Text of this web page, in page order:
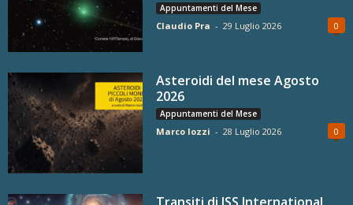
Appuntamenti del Mese
Claudio Pra - 29 Luglio 2026 0
Asteroidi del mese Agosto
2026
Appuntamenti del Mese
Marco Iozzi - 28 Luglio 2026 0